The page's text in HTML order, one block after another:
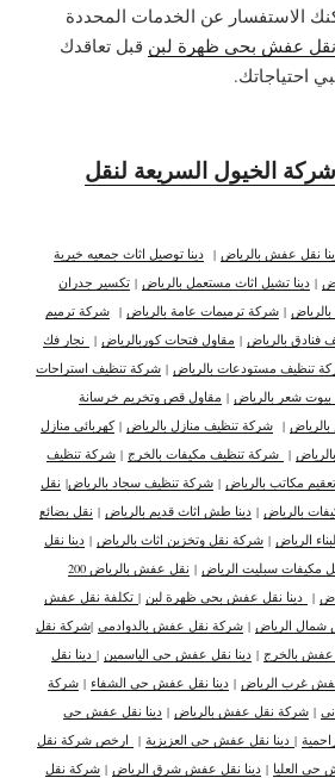
الاستفسار عن الخدمات المحددة
نقل عفش بحي ظهرة لبن قبل تعاقدك
احتياجاتك.
الخيول السريعة لنقل
نقل عفش بالرياض |دينا توصيل اثاث جمعيه خيرية
|دينا تشيل اثاث مستعمل بالرياض |تكسير جدران
|شركة ترميمات عامة بالرياض |شركة ترميم
فنادق بالرياض | مقاول فتحات كوربالرياض |
نجار فك
تنظيف مستودعات بالرياض | شركة تنظيف استراحات
شعر بالرياض | مقاول قص وتخريم خرسانة
| شركة تنظيف منازل بالرياض |كهربائي منازل
| شركة تنظيف مكيفات بالخرج | شركة تنظيف
مكاتب بالرياض |شركة تنظيف سجاد بالرياض| نقل
بالرياض | دينا طش اثاث قديم بالرياض | نقل بضائع
الرياض | شركة نقل وتخزين اثاث بالرياض | دينا نقل
مكيفات سبليت الرياض |
نقل عفش بالرياض 200
| دينا نقل عفش بحي ظهرة لبن | تكلفة نقل عفش
الرياض | شركة نقل عفش بالدوادمي |شركة نقل
بالخرج | دينا نقل عفش حي الياسمين | دينا نقل
غرب الرياض |دينا نقل عفش حي الشفاء |شركة
| شركة نقل عفش بالرياض | دينا نقل عفش حي
| دينا نقل عفش حي العزيزية |
ارخص شركة نقل
حي العليا | دينا نقل عفش شرق الرياض | شركة نقل